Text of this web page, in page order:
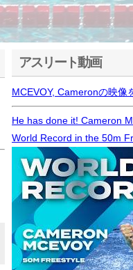
アスリート動画
MCEVOY, Cameronの映像
He has done it! Cameron
World Record in the 50m